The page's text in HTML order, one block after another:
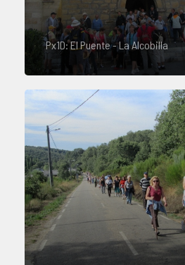
Px1D: El Puente - La Alcobilla